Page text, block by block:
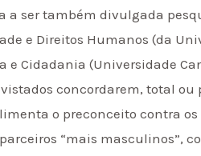
a ser também divulgada
e Direitos Humanos (da
e Cidadania (Universidade
concordarem, total
o preconceito contra
“mais masculinos”,